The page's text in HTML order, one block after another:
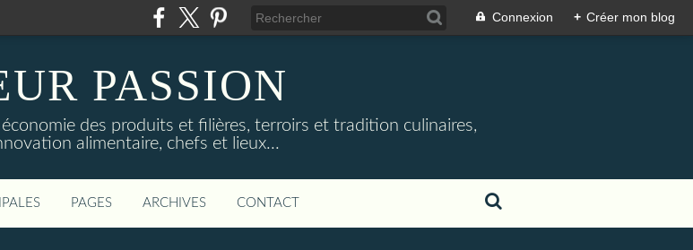
Connexion + Créer mon blog
PASSION
des produits et filières, terroirs et tradition culinaires,
alimentaire, chefs et lieux...
PAGES ARCHIVES CONTACT